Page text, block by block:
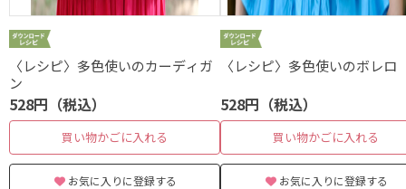
〈レシピ〉多色使いのカーディガ
ン
528円（税込）
買い物かごに入れる
お気に入りに登録する
〈レシピ〉多色使いのボレロ
528円（税込）
買い物かごに入れる
お気に入りに登録する